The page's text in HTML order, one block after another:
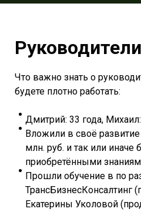
Что важно знать о
будете плотно работать:
Дмитрий: 33 года,
Вложили в своё
млн. руб. и так или иначе
приобретёнными
Прошли обучение в по
ТрансБизнесКонсалтинг
Екатерины Уколовой